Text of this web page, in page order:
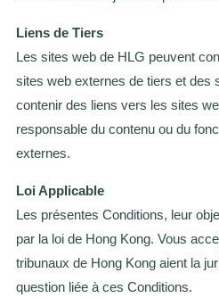
Liens de Tiers
Les sites web de HLG peuvent
sites web externes de tiers et des
contenir des liens vers les sites
responsable du contenu ou du
externes.
Loi Applicable
Les présentes Conditions, leur
par la loi de Hong Kong. Vous
tribunaux de Hong Kong aient la
question liée à ces Conditions.